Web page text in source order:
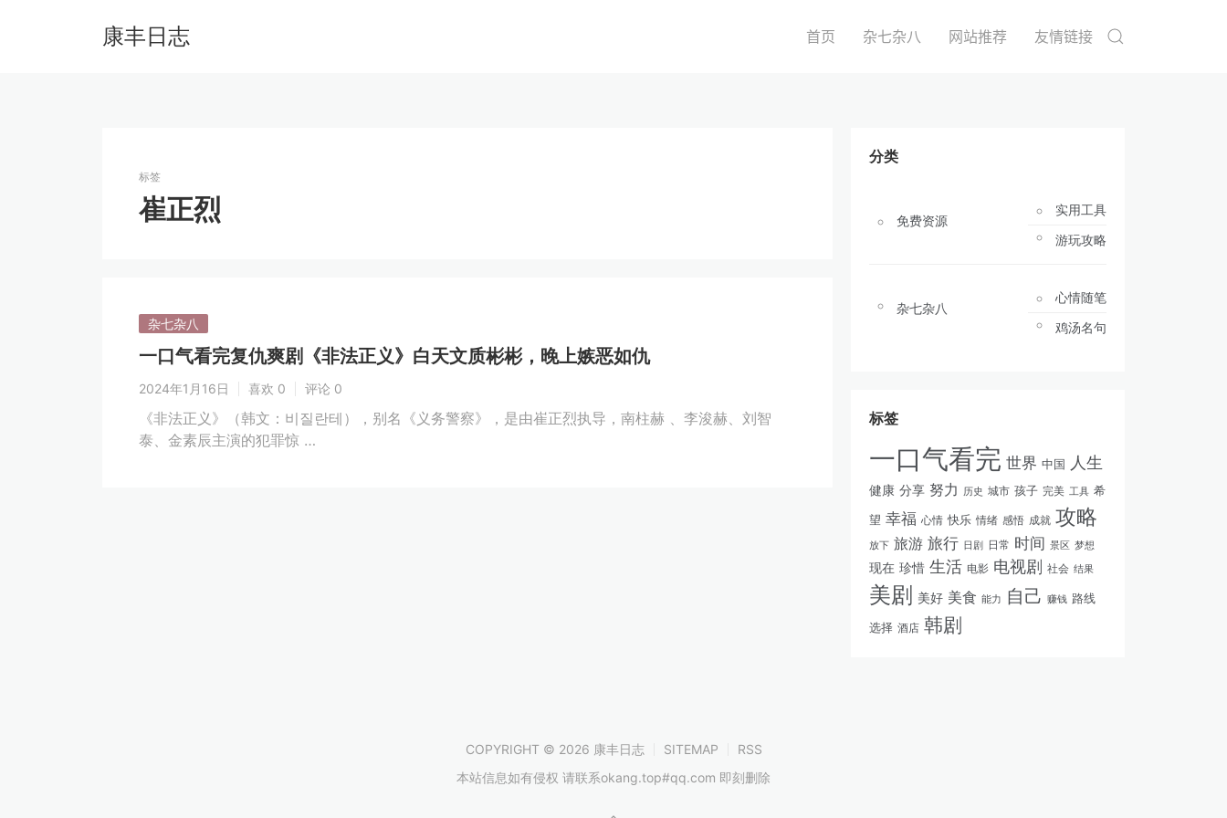
康丰日志 首页 杂七杂八 网站推荐 友情链接
标签
崔正烈
杂七杂八
一口气看完复仇爽剧《非法正义》白天文质彬彬，晚上嫉恶如仇
2024年1月16日 喜欢 0 评论 0
《非法正义》（韩文：비질란테），别名《义务警察》，是由崔正烈执导，南柱赫 、李浚赫、刘智
泰、金素辰主演的犯罪惊 …
分类
免费资源
实用工具
游玩攻略
杂七杂八
心情随笔
鸡汤名句
标签
一口气看完 世界 中国 人生
健康 分享 努力 历史 城市 孩子 完美 工具 希
望 幸福 心情 快乐 情绪 感悟 成就 攻略
放下 旅游 旅行 日剧 日常 时间 景区 梦想
现在 珍惜 生活 电影 电视剧 社会 结果
美剧 美好 美食 能力 自己 赚钱 路线
选择 酒店 韩剧
COPYRIGHT © 2026 康丰日志 SITEMAP
RSS
本站信息如有侵权 请联系okang.top#qq.com 即刻删除